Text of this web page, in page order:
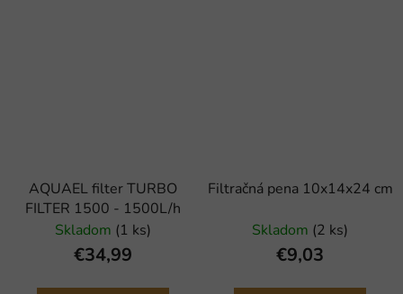
AQUAEL filter TURBO
FILTER 1500 - 1500L/h
Skladom (1 ks)
€34,99
Filtračná pena 10x14x24 cm
Skladom (2 ks)
€9,03